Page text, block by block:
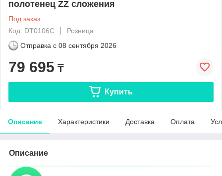
полотенец ZZ сложения
Под заказ
Код: DT0106C
Розница
Отправка с 08 сентября 2026
79 695 ₸
Купить
Описание Характеристики Доставка Оплата
Описание